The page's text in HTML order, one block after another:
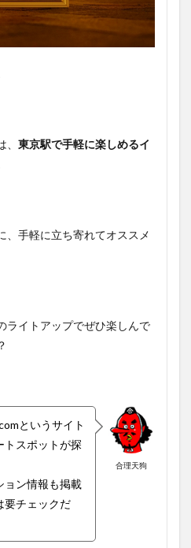
東京駅で手軽に楽しめるイ
、手軽に立ち寄れてオススメ
ライトアップでぜひ楽しんで
合理天狗
というサイト
トスポットが探
ョン情報も掲載
要チェックだ